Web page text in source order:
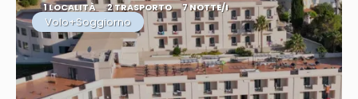
1 LOCALITÀ 2 TRASPORTO 7 NOTTE/I
Volo+Soggiorno